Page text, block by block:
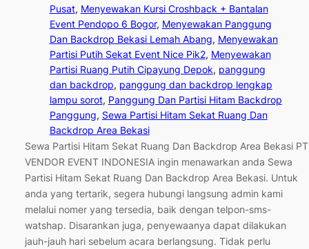
Pusat, Menyewakan Kursi Croshback + Bantalan
Event Pendopo 6 Bogor, Menyewakan Panggung
Dan Backdrop Bekasi Lemah Abang, Menyewakan
Partisi Putih Sekat Event Nice Pik2, Menyewakan
Partisi Ruang Putih Cipayung Depok, panggung
dan backdrop, panggung dan backdrop lengkap
lampu sorot, Panggung Dan Partisi Hitam Backdrop
Panggung, Sewa Partisi Hitam Sekat Ruang Dan
Backdrop Area Bekasi
Sewa Partisi Hitam Sekat Ruang Dan Backdrop Area Bekasi PT
VENDOR EVENT INDONESIA ingin menawarkan anda Sewa
Partisi Hitam Sekat Ruang Dan Backdrop Area Bekasi. Untuk
anda yang tertarik, segera hubungi langsung admin kami
melalui nomer yang tersedia, baik dengan telpon-sms-
watshap. Disarankan juga, penyewaanya dapat dilakukan
jauh-jauh hari sebelum acara berlangsung. Tidak perlu